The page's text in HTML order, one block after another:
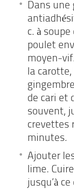
Dans une
c. à soupe
poulet
moyen-
la carotte,
de cari et
souvent,
crevettes
minutes.
Ajouter
lime.
jusqu’à